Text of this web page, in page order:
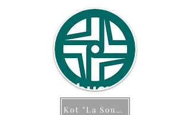
Kot "La Source"